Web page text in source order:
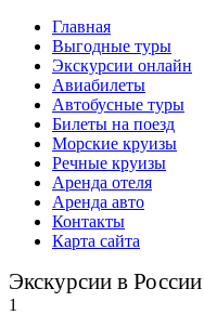
Главная
Выгодные туры
Экскурсии онлайн
Авиабилеты
Автобусные туры
Билеты на поезд
Морские круизы
Речные круизы
Аренда отеля
Аренда авто
Контакты
Карта сайта
Экскурсии в России
1